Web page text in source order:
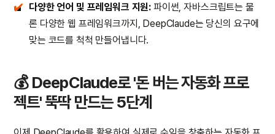
✔️ 다양한 언어 및 프레임워크 지원: 파이썬, 자바스크립트는 물
론 다양한 웹 프레임워크까지, DeepClaude는 당신의 요구에
맞는 코드를 척척 만들어냅니다.
💰 DeepClaude로 '돈 버는 자동화 프로
젝트' 뚝딱 만드는 5단계